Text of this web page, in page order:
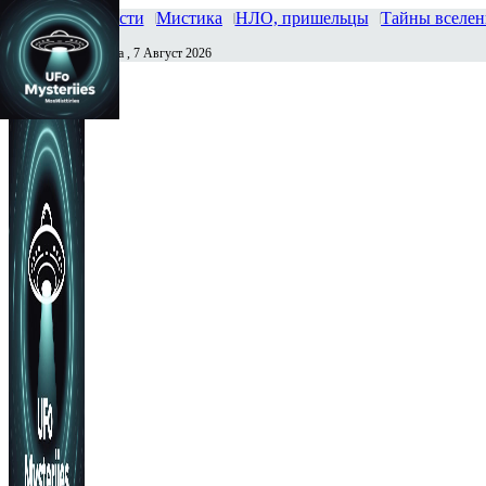
Главная Новости Мистика НЛО, пришельцы Тайны
Сегодня Пятница , 7 Август 2026